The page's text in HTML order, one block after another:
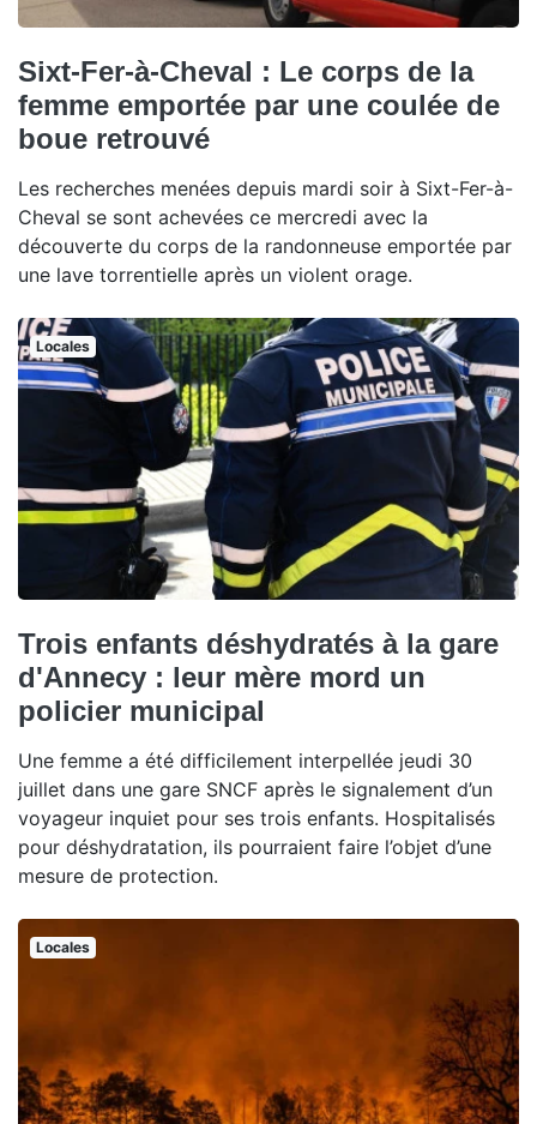
Sixt-Fer-à-Cheval : Le corps de la
femme emportée par une coulée de
boue retrouvé
Les recherches menées depuis mardi soir à Sixt-Fer-à-
Cheval se sont achevées ce mercredi avec la
découverte du corps de la randonneuse emportée par
une lave torrentielle après un violent orage.
Locales
Trois enfants déshydratés à la gare
d'Annecy : leur mère mord un
policier municipal
Une femme a été difficilement interpellée jeudi 30
juillet dans une gare SNCF après le signalement d’un
voyageur inquiet pour ses trois enfants. Hospitalisés
pour déshydratation, ils pourraient faire l’objet d’une
mesure de protection.
Locales